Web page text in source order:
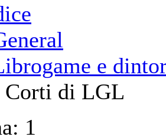
e
Corti di LGL
1